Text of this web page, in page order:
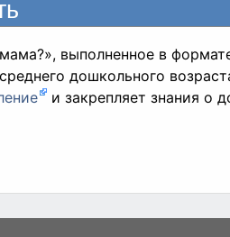
выполненное в
дошкольного
и закрепляет знания о